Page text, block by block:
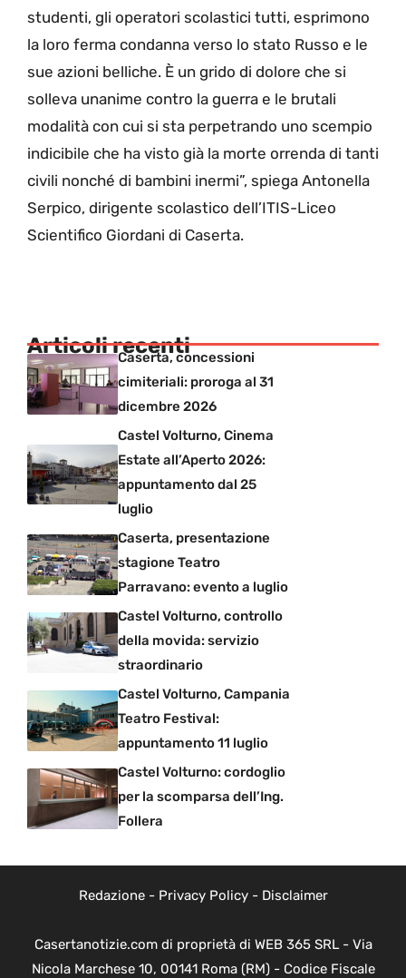
studenti, gli operatori scolastici tutti, esprimono
la loro ferma condanna verso lo stato Russo e le
sue azioni belliche. È un grido di dolore che si
solleva unanime contro la guerra e le brutali
modalità con cui si sta perpetrando uno scempio
indicibile che ha visto già la morte orrenda di tanti
civili nonché di bambini inermi”, spiega Antonella
Serpico, dirigente scolastico dell’ITIS-Liceo
Scientifico Giordani di Caserta.
Articoli recenti
Caserta, concessioni
cimiteriali: proroga al 31
dicembre 2026
Castel Volturno, Cinema
Estate all’Aperto 2026:
appuntamento dal 25
luglio
Caserta, presentazione
stagione Teatro
Parravano: evento a luglio
Castel Volturno, controllo
della movida: servizio
straordinario
Castel Volturno, Campania
Teatro Festival:
appuntamento 11 luglio
Castel Volturno: cordoglio
per la scomparsa dell’Ing.
Follera
Redazione- Privacy Policy- Disclaimer
Casertanotizie.com di proprietà di WEB 365 SRL - Via
Nicola Marchese 10, 00141 Roma (RM) - Codice Fiscale